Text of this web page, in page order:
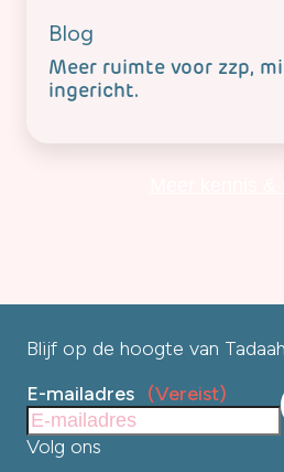
Blog
Meer ruimte voor zzp,
ingericht.
Blijf op de hoogte van Tadaah
E-mailadres (Vereist)
Volg ons